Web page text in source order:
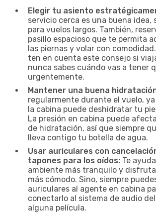
Elegir tu asiento
servicio cerca es una buena idea,
para vuelos largos. También,
pasillo espacioso que te permita
las piernas y volar con
ten en cuenta este consejo si
nunca sabes cuándo vas a tener
urgentemente.
Mantener una buena
regularmente durante el vuelo,
la cabina puede deshidratar tu
La presión en cabina puede
de hidratación, así que siempre
lleva contigo tu botella de agua.
Usar auriculares con
tapones para los oídos: Te
ambiente más tranquilo y
más cómodo. Sino, siempre
auriculares al agente en cabina
conectarlo al sistema de audio
alguna película.